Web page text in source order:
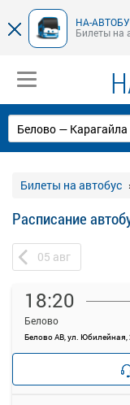
НА-
Билеты на
Билеты на автобус
Расписание
05 авг
18:20
Белово
Белово АВ, ул. Юбилейная,
—